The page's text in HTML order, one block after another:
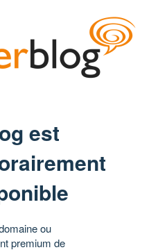
est
ou
premium de